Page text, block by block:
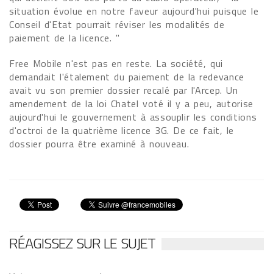
situation évolue en notre faveur aujourd'hui puisque le
Conseil d'Etat pourrait réviser les modalités de
paiement de la licence. "
Free Mobile n'est pas en reste. La société, qui
demandait l'étalement du paiement de la redevance
avait vu son premier dossier recalé par l'Arcep. Un
amendement de la loi Chatel voté il y a peu, autorise
aujourd'hui le gouvernement à assouplir les conditions
d'octroi de la quatrième licence 3G. De ce fait, le
dossier pourra être examiné à nouveau.
RÉAGISSEZ SUR LE SUJET